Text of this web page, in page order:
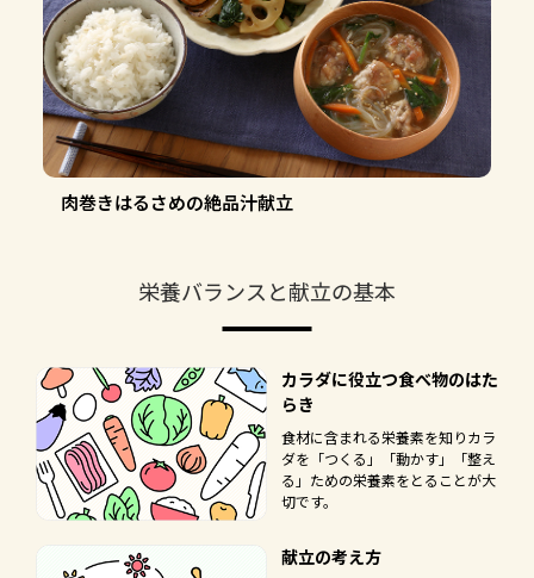
肉巻きはるさめの絶品汁献立
栄養バランスと献立の基本
カラダに役立つ食べ物のはた
らき
食材に含まれる栄養素を知りカラ
ダを「つくる」「動かす」「整え
る」ための栄養素をとることが大
切です。
献立の考え方